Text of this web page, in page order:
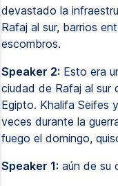
devastado la
Rafaj al sur, barrios
escombros.
Speaker 2: Esto era
ciudad de Rafaj al sur
Egipto. Khalifa Seifes
veces durante la
fuego el domingo,
Speaker 1: aún de su